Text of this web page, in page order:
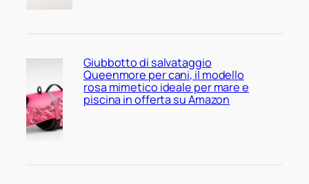
Giubbotto di salvataggio
Queenmore per cani, il modello
rosa mimetico ideale per mare e
piscina in offerta su Amazon